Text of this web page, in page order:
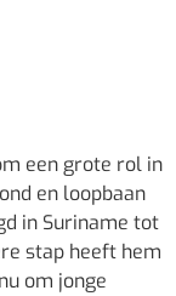
een grote rol in
en loopbaan
in Suriname tot
stap heeft hem
om jonge